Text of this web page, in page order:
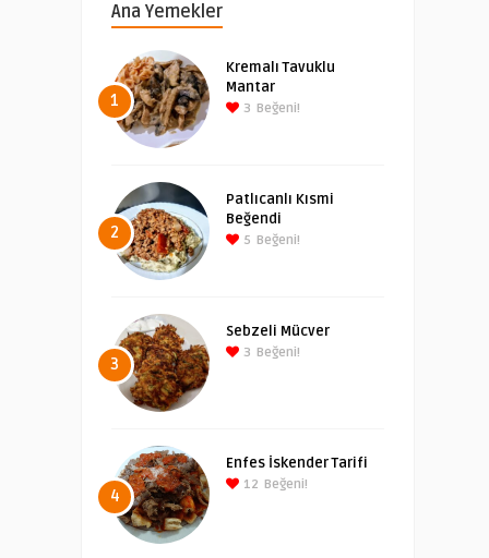
Ana Yemekler
1
Kremalı Tavuklu
Mantar
3 Beğeni!
2
Patlıcanlı Kısmi
Beğendi
5 Beğeni!
3
Sebzeli Mücver
3 Beğeni!
4
Enfes İskender Tarifi
12 Beğeni!